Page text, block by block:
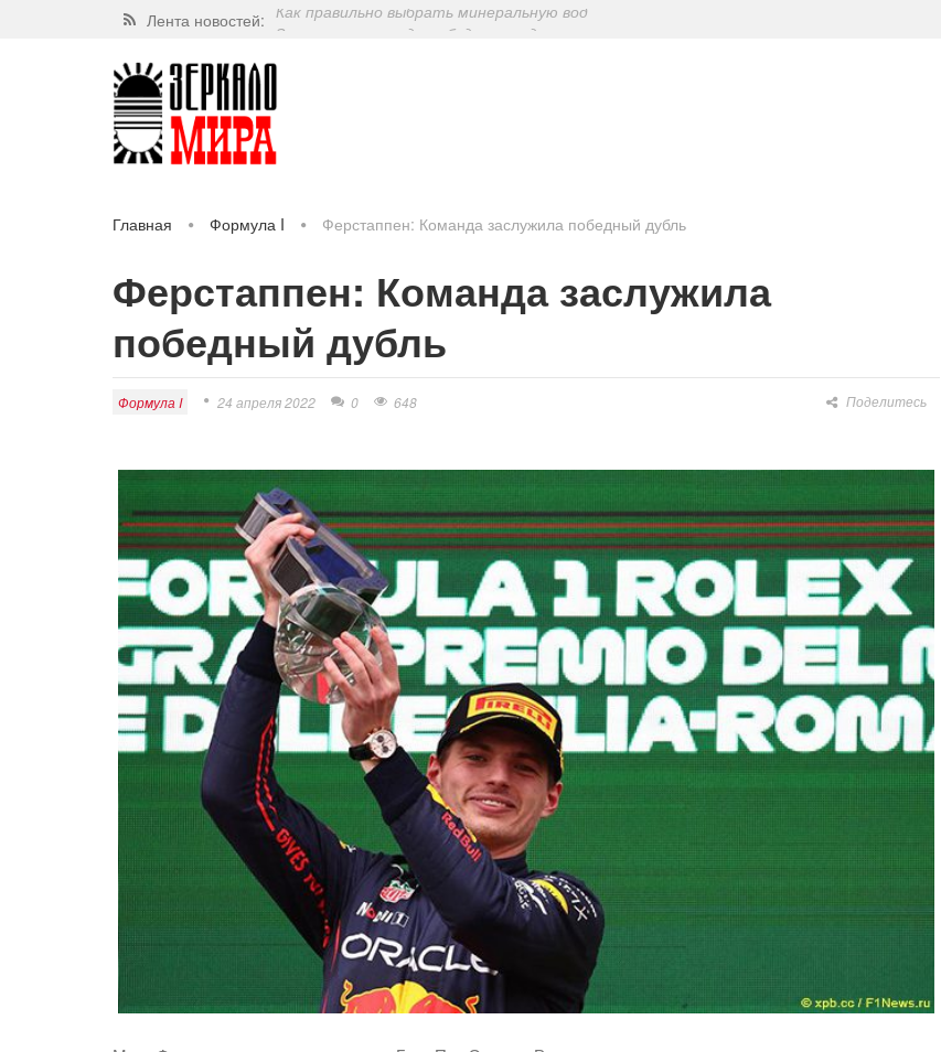
Лента новостей: Завершат ли когда-нибудь периодическу
Через 5 лет люди могут поселиться на Лу
Главная Формула I Ферстаппен: Команда заслужила победный дубль
Ферстаппен: Команда заслужила
победный дубль
Формула I 24 апреля 2022 0 648 Поделитесь